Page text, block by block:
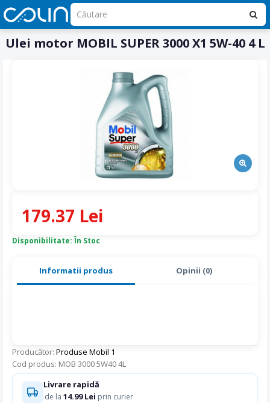
Ulei motor MOBIL SUPER 3000 X1 5W-40 4 L
Informatii produs Opinii (0)
Producător: Produse Mobil 1
Cod produs: MOB 3000 5W40 4L
Disponibilitate: În Stoc
179.37 Lei
Livrare rapidă
de la 14.99 Lei prin curier